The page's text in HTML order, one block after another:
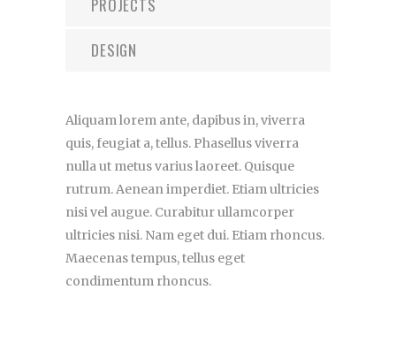
PROJECTS
DESIGN
Aliquam lorem ante, dapibus in, viverra
quis, feugiat a, tellus. Phasellus viverra
nulla ut metus varius laoreet. Quisque
rutrum. Aenean imperdiet. Etiam ultricies
nisi vel augue. Curabitur ullamcorper
ultricies nisi. Nam eget dui. Etiam rhoncus.
Maecenas tempus, tellus eget
condimentum rhoncus.